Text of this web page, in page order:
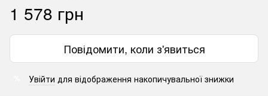
1 578 грн
Повідомити, коли з'явиться
Увійти для відображення накопичувальної знижки